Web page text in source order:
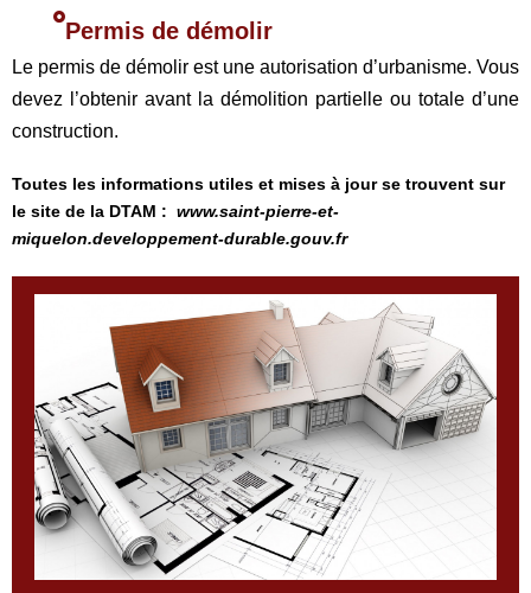
Permis de démolir
Le permis de démolir est une autorisation d’urbanisme. Vous
devez l’obtenir avant la démolition partielle ou totale d’une
construction.
Toutes les informations utiles et mises à jour se trouvent sur
le site de la DTAM : www.saint-pierre-et-
miquelon.developpement-durable.gouv.fr